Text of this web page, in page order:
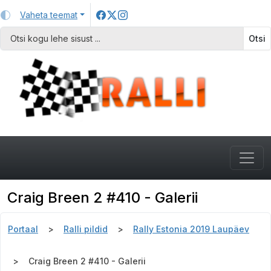
Vaheta teemat
Otsi
Craig Breen 2 #410 - Galerii
Portaal Ralli pildid Rally Estonia 2019 Laupäev
Craig Breen 2 #410 - Galerii